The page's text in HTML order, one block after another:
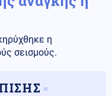
η
σεισμούς.